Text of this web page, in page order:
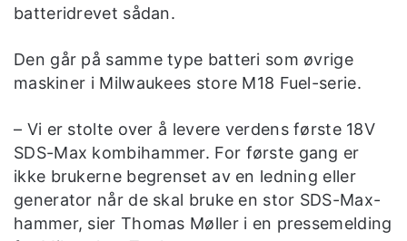
batteridrevet sådan.
Den går på samme type batteri som øvrige
maskiner i Milwaukees store M18 Fuel-serie.
– Vi er stolte over å levere verdens første 18V
SDS-Max kombihammer. For første gang er
ikke brukerne begrenset av en ledning eller
generator når de skal bruke en stor SDS-Max-
hammer, sier Thomas Møller i en pressemelding